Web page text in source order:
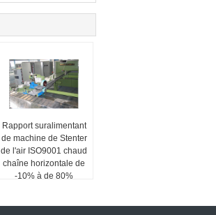
Rapport suralimentant
de machine de Stenter
de l'air ISO9001 chaud
chaîne horizontale de
-10% à de 80%